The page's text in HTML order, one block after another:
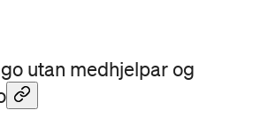
utan medhjelpar og